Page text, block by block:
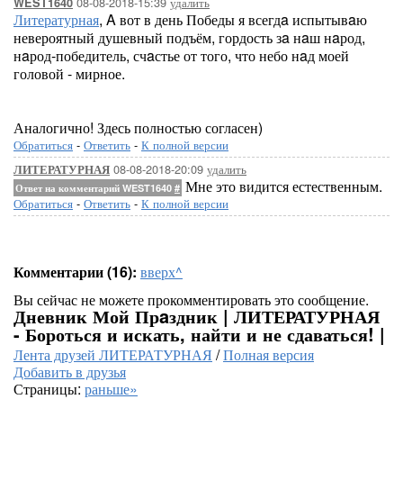
Литературная, A вот в день Победы я всегдa испытывaю
невероятный душевный подъём, гордость зa нaш нaрод,
нaрод-победитель, счaстье от того, что небо нaд моей
головой - мирное.
Аналогично! Здесь полностью согласен)
Обратиться - Ответить - К полной версии
ЛИТЕРАТУРНАЯ 08-08-2018-20:09 удалить
Ответ на комментарий WEST1640 # Мне это видится естественным.
Обратиться - Ответить - К полной версии
Комментарии (16): вверх^
Вы сейчас не можете прокомментировать это сообщение.
Дневник Мой Прaздник | ЛИТЕРАТУРНАЯ
- Бороться и искать, найти и не сдаваться! |
Лента друзей ЛИТЕРАТУРНАЯ /Полная версия
Добавить в друзья
Страницы: раньше»